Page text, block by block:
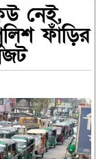
নেই,
ফাঁড়ির